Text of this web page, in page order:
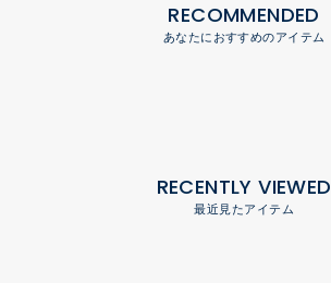
RECOMMENDED
あなたにおすすめのアイテム
RECENTLY VIEWED
最近見たアイテム